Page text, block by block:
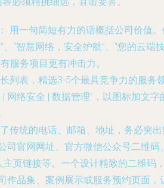
用一句简短有力的话概括公司价值
、“智慧网络，安全护航”、“您的云端
服务项目更有冲击力。
列表，精选3-5个最具竞争力的服务
网络安全 | 数据管理”，以图标加文字
传统的电话、邮箱、地址，务必突
司官网网址、官方微信公众号二维码
主页链接等。一个设计精致的二维码
作品集、案例展示或服务预约页面，